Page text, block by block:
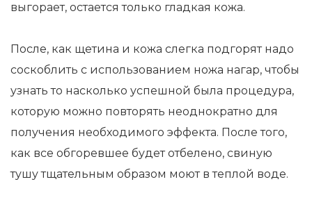
выгорает, остается только гладкая кожа.
После, как щетина и кожа слегка подгорят надо
соскоблить с использованием ножа нагар, чтобы
узнать то насколько успешной была процедура,
которую можно повторять неоднократно для
получения необходимого эффекта. После того,
как все обгоревшее будет отбелено, свиную
тушу тщательным образом моют в теплой воде.